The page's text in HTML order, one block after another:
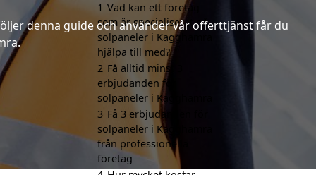
denna guide och använder vår offerttjänst får du
1 Vad kan ett företag
som är specialiserat på
solpaneler i Kagghamra
hjälpa till med?
2 Få alltid minst 3
erbjudanden för
solpaneler i Kagghamra
3 Få 3 erbjudanden för
solpaneler i Kagghamra
från professionella
företag